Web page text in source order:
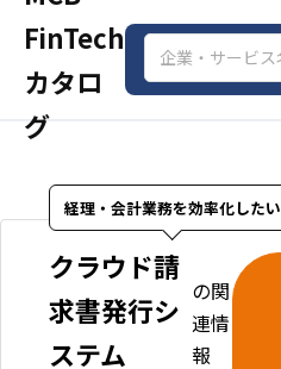
FinTech
カタロ
グ
経理・会計業務を効率化したい
クラウド請
求書発行シ
ステム
の関
連情
報